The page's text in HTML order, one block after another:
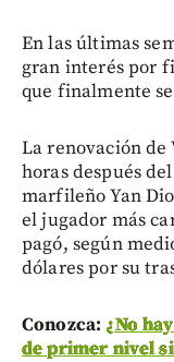
En las últimas
gran interés por
que finalmente
La renovación de
horas después
marfileño Yan
el jugador más
pagó, según
dólares por su
Conozca: ¿No
de primer nivel